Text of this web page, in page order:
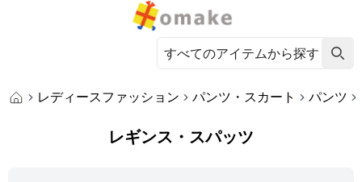
レディースファッション パンツ・スカート パンツ
レギンス・スパッツ